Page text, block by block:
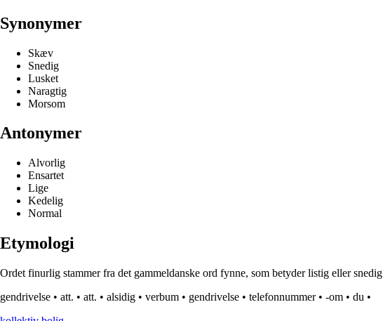
Synonymer
Skæv
Snedig
Lusket
Naragtig
Morsom
Antonymer
Alvorlig
Ensartet
Lige
Kedelig
Normal
Etymologi
Ordet finurlig stammer fra det gammeldanske ord fynne, som betyder listig eller
gendrivelse • att. • att. • alsidig • verbum • gendrivelse • telefonnummer• -om • du •